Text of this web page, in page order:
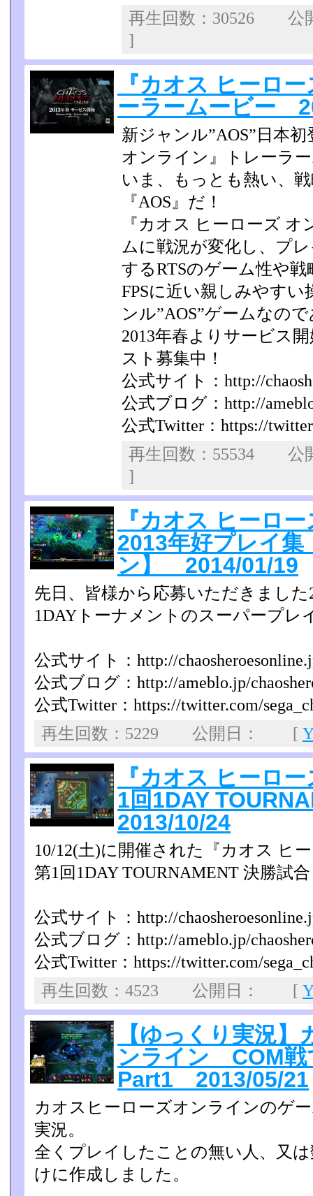
再生回数：30526
]
『カオス ヒーロ
ーラームービー
新ジャンル”AOS”日本
オンライン』トレーラ
いま、もっとも熱い、
『AOS』だ！
『カオス ヒーローズ
ムに戦況が変化し、プ
するRT­Sのゲーム性や戦
FPSに近い親しみやす
ンル”AOS”ゲームなの
2013年春よりサービス
スト募集中！
公式サイト：http://
公式ブログ：http://
公式Twitter：https://
再生回数：55534
]
『カオス ヒーロ
2013年好プレイ
ン】 2014/01/19
先日、皆様から応募いただきまし
1DAYトーナメント­のスーパープレ
公式サイト：http://
公式ブログ：http://ameblo.jp/
公式Twitter：https://twitter.com/
再生回数：5229 公開日： [
『カオス ヒーロ
1回1DAY
2013/10/24
10/12(土)に開催された『カオス ヒ
第1回1DAY TOURNAMENT 決勝試
公式サイト：http://
公式ブログ：http://ameblo.jp/
公式Twitter：https://twitter.com/
再生回数：4523 公開日： [
【ゆっくり実況
ンライン COM
Part1 2013/05/21
カオスヒーローズオンラインのゲ
実況。
全くプレイしたことの無い人、又
けに作成しました。